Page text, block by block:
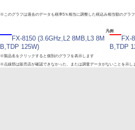
※このグラフは過去のデータも税率5％相当に調整した税込み相当額のグラフ
凡例
FX-8150 (3.6GHz,L2 8MB,L3 8M
B,TDP 125W)
FX-
B,TDP
※製品名をクリックすると個別のグラフを表示します
※点線部は販売店が確認できなかった、または調査データがないことを示し